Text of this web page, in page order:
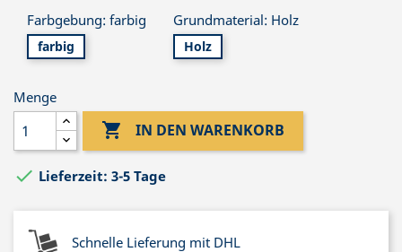
Farbgebung: farbig
farbig
Grundmaterial: Holz
Holz
Menge
 IN DEN WARENKORB
 Lieferzeit: 3-5 Tage
Schnelle Lieferung mit DHL